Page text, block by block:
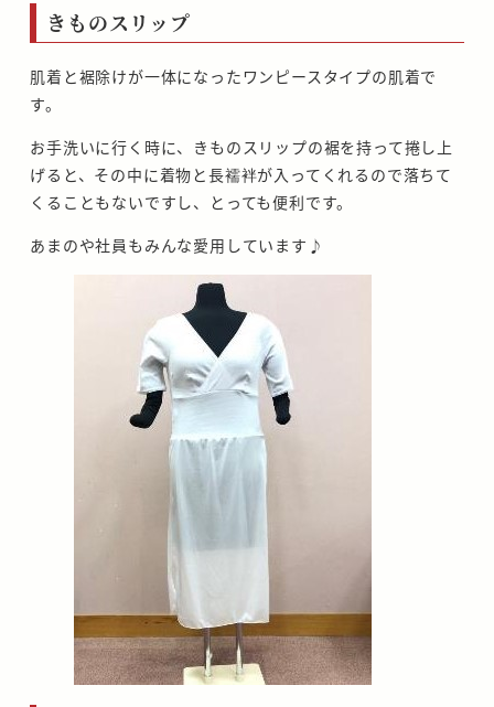
きものスリップ
肌着と裾除けが一体になったワンピースタイプの肌着で
す。
お手洗いに行く時に、きものスリップの裾を持って捲し上
げると、その中に着物と長襦袢が入ってくれるので落ちて
くることもないですし、とっても便利です。
あまのや社員もみんな愛用しています♪